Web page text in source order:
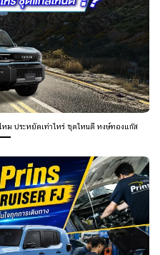
ม ประหยัดเท่าไหร่ ชุดไหนดี หงษ์ทองแก๊ส